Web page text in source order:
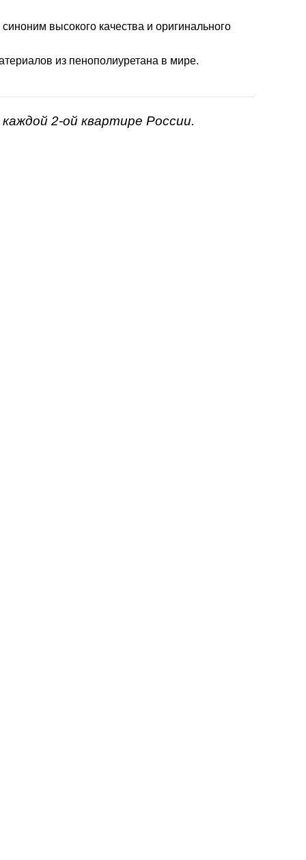
высокого качества и оригинального
из пенополиуретана в мире.
2-ой квартире России.